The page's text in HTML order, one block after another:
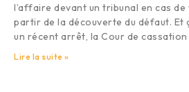
l’affaire devant un tribunal en cas de
partir de la découverte du défaut. Et
un récent arrêt, la Cour de cassation
Lire la suite »